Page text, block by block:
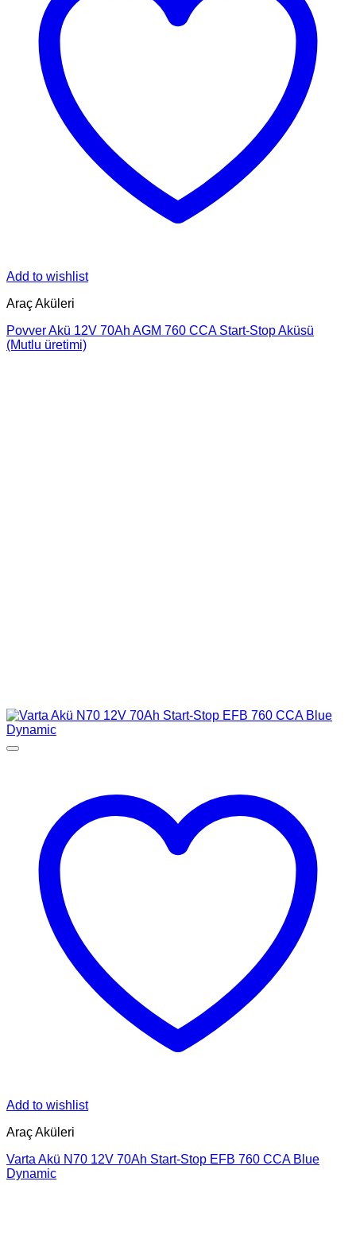
Add to wishlist
Araç Aküleri
Povver Akü 12V 70Ah AGM 760 CCA Start-Stop Aküsü
(Mutlu üretimi)
Add to wishlist
Araç Aküleri
Varta Akü N70 12V 70Ah Start-Stop EFB 760 CCA Blue
Dynamic